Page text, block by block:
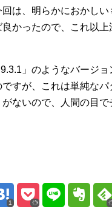
は、明らかにおかし
かったので、これ以上
」のようなバージョ
すが、これは単純なパ
ないので、人間の目で
1